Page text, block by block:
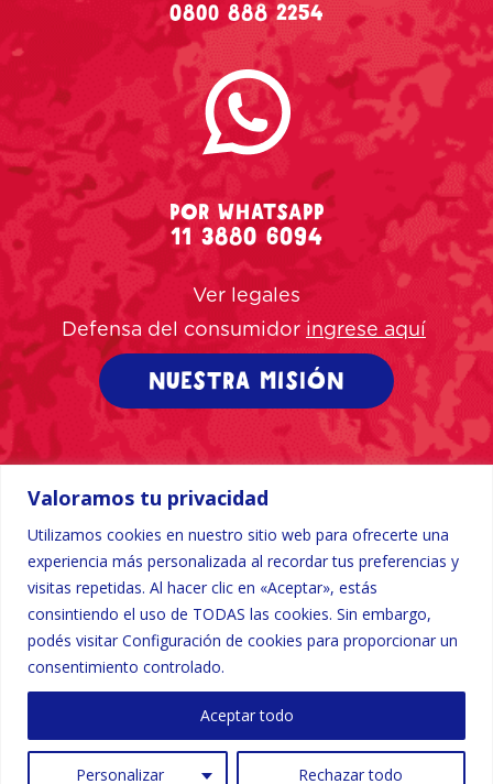
Valoramos tu privacidad
Utilizamos cookies en nuestro sitio web para ofrecerte una
experiencia más personalizada al recordar tus preferencias y
visitas repetidas. Al hacer clic en «Aceptar», estás
consintiendo el uso de TODAS las cookies. Sin embargo,
podés visitar Configuración de cookies para proporcionar un
consentimiento controlado.
Personalizar Rechazar todo
Aceptar todo
0800 888 2254
POR WHATSAPP
11 3880 6094
Ver legales
Defensa del consumidor ingrese aquí
NUESTRA MISIÓN
SEGUINOS